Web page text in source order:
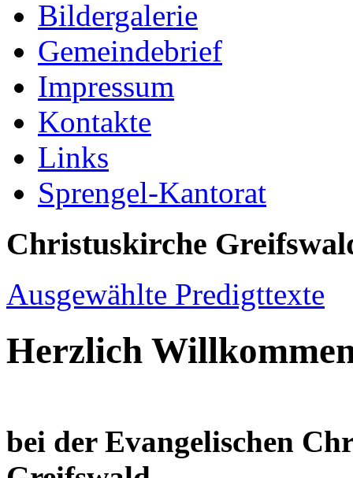
Bildergalerie
Gemeindebrief
Impressum
Kontakte
Links
Sprengel-Kantorat
Christuskirche
Ausgewählte Predigttexte
Herzlich
bei der Evangelischen